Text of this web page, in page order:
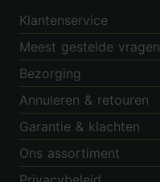
Klantenservice
Meest gestelde vragen
Bezorging
Annuleren & retouren
Garantie & klachten
Ons assortiment